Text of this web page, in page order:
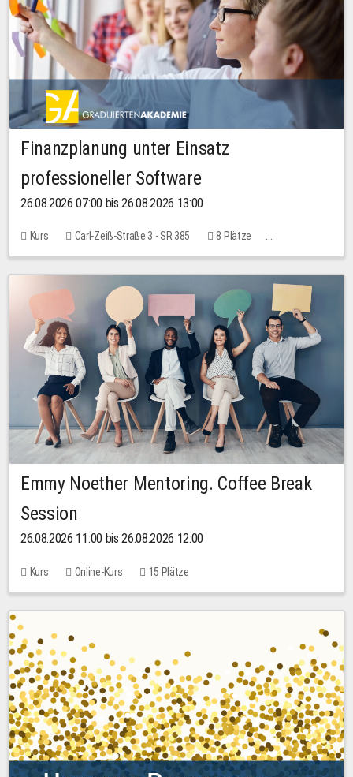
Finanzplanung unter Einsatz
professioneller Software
26.08.2026 07:00 bis 26.08.2026 13:00
Kurs Carl-Zeiß-Straße 3 - SR 385
8 Plätze
20,00 EUR
Emmy Noether Mentoring. Coffee Break
Session
26.08.2026 11:00 bis 26.08.2026 12:00
Kurs Online-Kurs 15 Plätze